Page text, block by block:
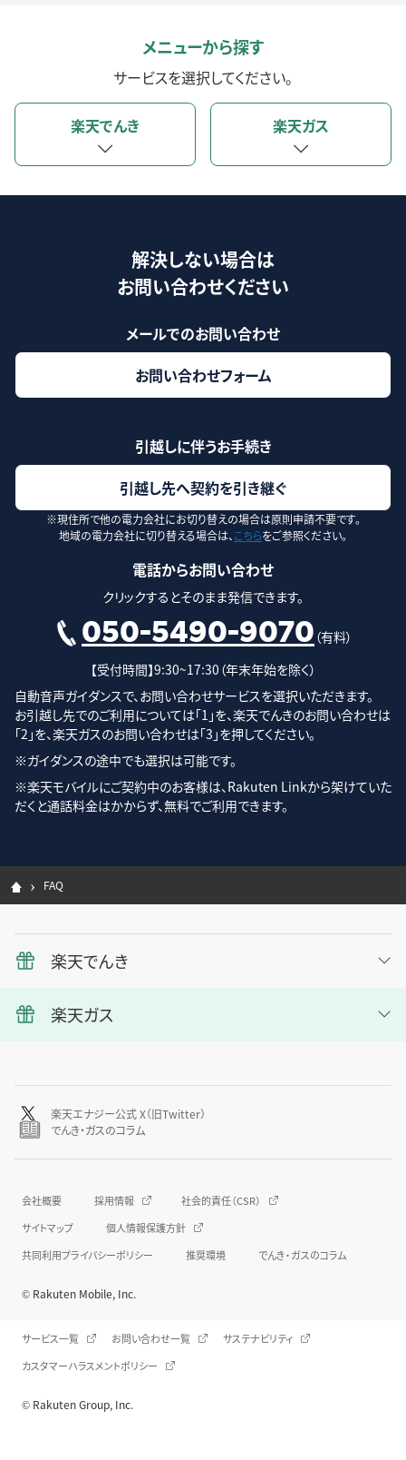
メニューから探す
サービスを選択してください。
楽天でんき 楽天ガス
解決しない場合は
お問い合わせください
メールでのお問い合わせ
お問い合わせフォーム
引越しに伴うお手続き
引越し先へ契約を引き継ぐ
※現住所で他の電力会社にお切り替えの場合は原則申請不要です。
地域の電力会社に切り替える場合は、こちらをご参照ください。
電話からお問い合わせ
クリックするとそのまま発信できます。
050-5490-9070 （有料）
【受付時間】9:30~17:30（年末年始を除く）
自動音声ガイダンスで、お問い合わせサービスを選択いただきます。
お引越し先でのご利用については「1」を、楽天でんきのお問い合わせは
「2」を、楽天ガスのお問い合わせは「3」を押してください。
※ガイダンスの途中でも選択は可能です。
※楽天モバイルにご契約中のお客様は、Rakuten Linkから架けていた
だくと通話料金はかからず、無料でご利用できます。
FAQ
楽天でんき
楽天ガス
楽天エナジー公式 X（旧Twitter）
でんき・ガスのコラム
会社概要 採用情報
社会的責任（CSR）
サイトマップ
個人情報保護方針
共同利用プライバシーポリシー
推奨環境 でんき・ガスのコラム
© Rakuten Mobile, Inc.
サービス一覧 お問い合わせ一覧
サステナビリティ
カスタマーハラスメントポリシー
© Rakuten Group, Inc.